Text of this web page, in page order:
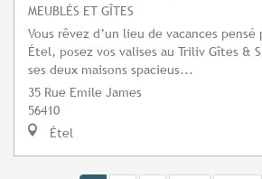
MEUBLÉS ET GÎTES
Vous rêvez d’un lieu de vacances pensé
Étel, posez vos valises au Triliv Gîtes &
ses deux maisons spacieus...
35 Rue Emile James
56410
Étel